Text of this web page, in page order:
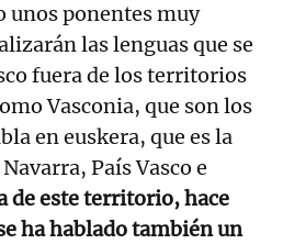
unos ponentes muy
las lenguas que se
fuera de los territorios
Vasconia, que son los
en euskera, que es la
País Vasco e
de este territorio, hace
ha hablado también un